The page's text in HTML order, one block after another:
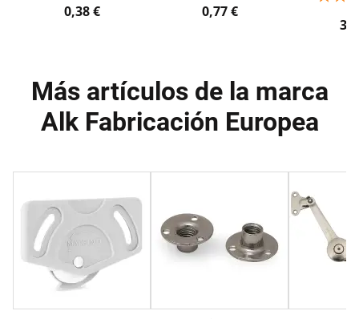
0,38 € 0,77 €
Más artículos de la marca
Alk Fabricación Europea